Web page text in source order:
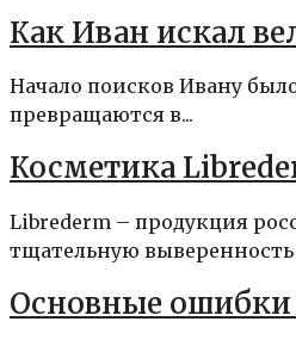
Как Иван искал
Начало поисков Ивану
превращаются в...
Косметика
Librederm – продукция
тщательную выверенность
Основные ошибки